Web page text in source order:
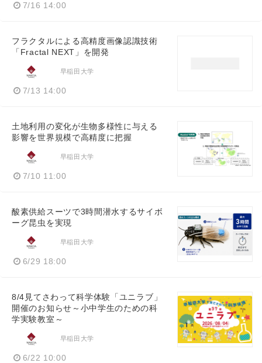
7/16 14:00
フラクタルによる高精度画像認識技術
「Fractal NEXT」を開発
早稲田大学
7/13 14:00
土地利用の変化が生物多様性に与える
影響を世界規模で高精度に把握
早稲田大学
7/10 11:00
酸素供給スーツで3時間潜水するサイボ
ーグ昆虫を実現
早稲田大学
6/29 18:00
8/4見てさわって科学体験「ユニラブ」
開催のお知らせ～小中学生のための科
学実験教室～
早稲田大学
6/22 10:00